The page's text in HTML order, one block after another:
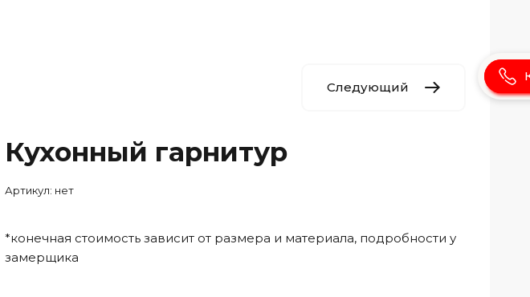
Следующий
Кухонный гарнитур
Артикул: нет
*конечная стоимость зависит от размера и материала, подробности у
замерщика